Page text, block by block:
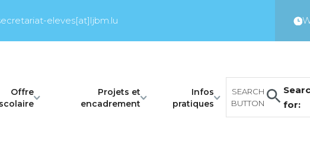
eleves[at]ljbm.lu
Offre
scolaire
Projets et
encadrement
Infos
pratiques
for:
SEARCH
BUTTON